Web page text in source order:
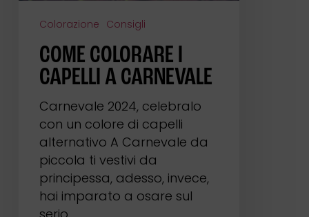
Colorazione Consigli
COME COLORARE I
CAPELLI A CARNEVALE
Carnevale 2024, celebralo
con un colore di capelli
alternativo A Carnevale da
piccola ti vestivi da
principessa, adesso, invece,
hai imparato a osare sul